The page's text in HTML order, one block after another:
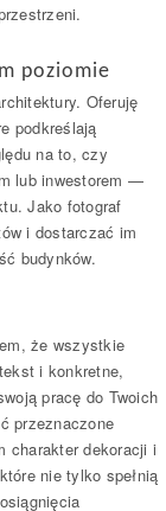
poziomie
Oferuję
podkreślają
na to, czy
lub inwestorem —
Jako fotograf
i dostarczać im
budynków.
że wszystkie
i konkretne,
pracę do Twoich
przeznaczone
charakter dekoracji i
nie tylko spełnią